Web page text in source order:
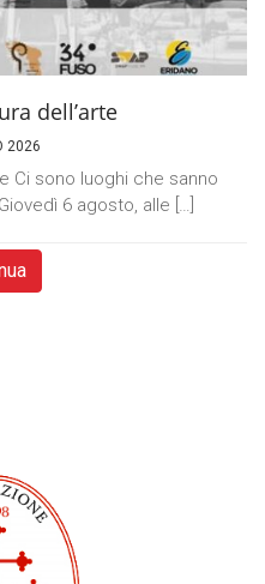
dell’arte
2026
Ci sono luoghi che sanno
6 agosto, alle […]